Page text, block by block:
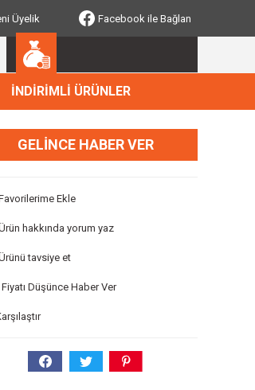
Üyelik Facebook ile Bağlan
İNDİRİMLİ ÜRÜNLER
GELINCE HABER VER
hakkında yorum yaz
tavsiye et
Fiyatı Düşünce Haber Ver